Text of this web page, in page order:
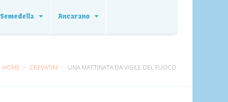
Semedella Ancarano
HOME CREVATINI UNA MATTINATA DA VIGILE DEL FUOCO